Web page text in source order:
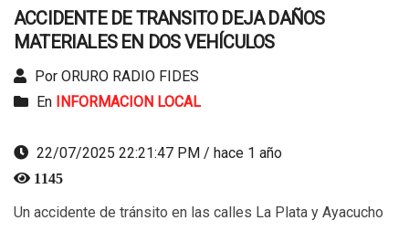
ACCIDENTE DE TRANSITO DEJA DAÑOS
MATERIALES EN DOS VEHÍCULOS
Por ORURO RADIO FIDES
En INFORMACION LOCAL
22/07/2025 22:21:47 PM / hace 1 año
1145
Un accidente de tránsito en las calles La Plata y Ayacucho